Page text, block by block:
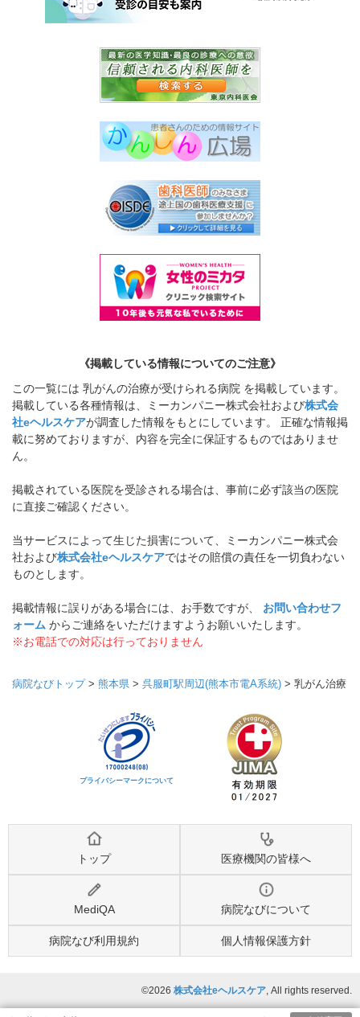
《掲載している情報についてのご注意》
この一覧には 乳がんの治療が受けられる病院 を掲載しています。
掲載している各種情報は、ミーカンパニー株式会社および株式会
社eヘルスケアが調査した情報をもとにしています。 正確な情報掲
載に努めておりますが、内容を完全に保証するものではありませ
ん。
掲載されている医院を受診される場合は、事前に必ず該当の医院
に直接ご確認ください。
当サービスによって生じた損害について、ミーカンパニー株式会
社および株式会社eヘルスケアではその賠償の責任を一切負わない
ものとします。
掲載情報に誤りがある場合には、お手数ですが、 お問い合わせフ
ォーム からご連絡をいただけますようお願いいたします。
※お電話での対応は行っておりません
病院なびトップ> 熊本県 > 呉服町駅周辺(熊本市電A系統) > 乳がん治療
プライバシーマークについて
トップ 医療機関の皆様へ
MediQA 病院なびについて
病院なび利用規約 個人情報保護方針
©2026 株式会社eヘルスケア, All rights reserved.